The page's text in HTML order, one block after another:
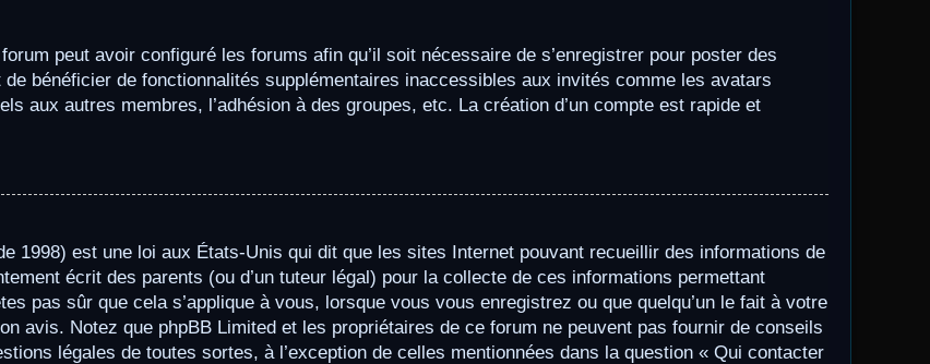
peut avoir configuré les forums afin qu’il soit nécessaire de s’enregistrer pour poster des
bénéficier de fonctionnalités supplémentaires inaccessibles aux invités comme les avatars
aux autres membres, l’adhésion à des groupes, etc. La création d’un compte est rapide et
1998) est une loi aux États-Unis qui dit que les sites Internet pouvant recueillir des informations de
écrit des parents (ou d’un tuteur légal) pour la collecte de ces informations permettant
pas sûr que cela s’applique à vous, lorsque vous vous enregistrez ou que quelqu’un le fait à votre
avis. Notez que phpBB Limited et les propriétaires de ce forum ne peuvent pas fournir de conseils
légales de toutes sortes, à l’exception de celles mentionnées dans la question « Qui contacter